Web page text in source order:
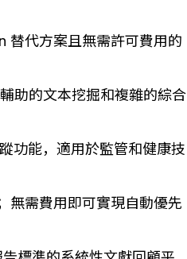
替代方案且無需許可費用的
助的文本挖掘和複雜的綜合
功能，適用於監管和健康技
無需費用即可實現自動優先